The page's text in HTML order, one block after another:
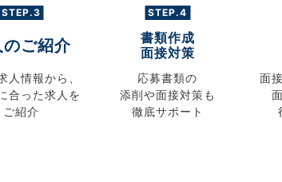
STEP.3
のご紹介
人情報から、
合った求人を
ご紹介
STEP.4
書類作成
面接対策
応募書類の
添削や面接対策も
徹底サポート
面